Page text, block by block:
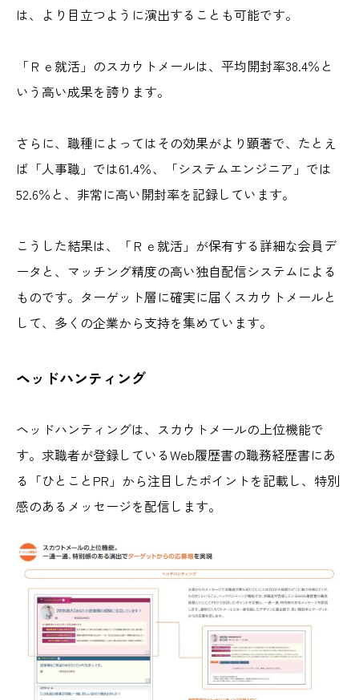
は、より目立つように演出することも可能です。
「Ｒｅ就活」のスカウトメールは、平均開封率38.4％と
いう高い成果を誇ります。
さらに、職種によってはその効果がより顕著で、たとえ
ば「人事職」では61.4％、「システムエンジニア」では
52.6％と、非常に高い開封率を記録しています。
こうした結果は、「Ｒｅ就活」が保有する詳細な会員デ
ータと、マッチング精度の高い独自配信システムによる
ものです。ターゲット層に確実に届くスカウトメールと
して、多くの企業から支持を集めています。
ヘッドハンティング
ヘッドハンティングは、スカウトメールの上位機能で
す。求職者が登録しているWeb履歴書の職務経歴書にあ
る「ひとことPR」から注目したポイントを記載し、特別
感のあるメッセージを配信します。